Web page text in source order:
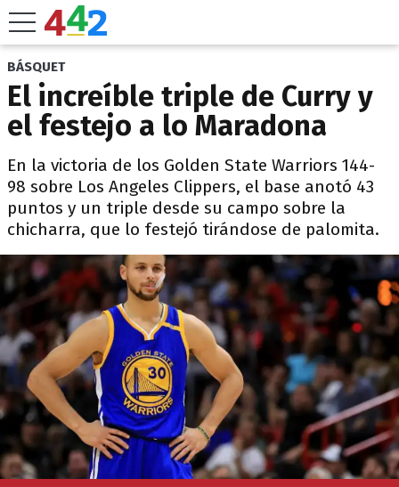
BÁSQUET
El increíble triple de Curry y
el festejo a lo Maradona
En la victoria de los Golden State Warriors 144-
98 sobre Los Angeles Clippers, el base anotó 43
puntos y un triple desde su campo sobre la
chicharra, que lo festejó tirándose de palomita.